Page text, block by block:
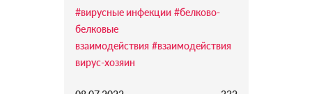
#вирусные инфекции #белково-
белковые
взаимодействия #взаимодействия
вирус-хозяин